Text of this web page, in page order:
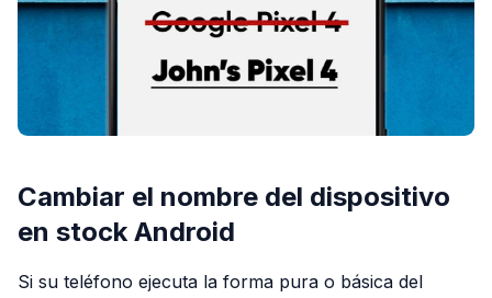
Cambiar el nombre del dispositivo
en stock Android
Si su teléfono ejecuta la forma pura o básica del